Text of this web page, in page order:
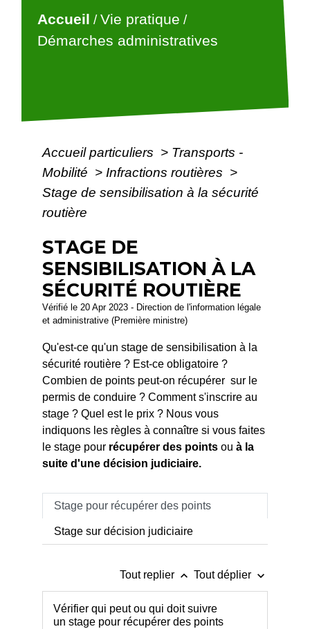
Accueil /Vie pratique /
Démarches administratives
Accueil particuliers > Transports -
Mobilité > Infractions routières >
Stage de sensibilisation à la sécurité
routière
STAGE DE
SENSIBILISATION À LA
SÉCURITÉ ROUTIÈRE
Vérifié le 20 Apr 2023 - Direction de l'information légale
et administrative (Première ministre)
Qu'est-ce qu'un stage de sensibilisation à la
sécurité routière ? Est-ce obligatoire ?
Combien de points peut-on récupérer sur le
permis de conduire ? Comment s'inscrire au
stage ? Quel est le prix ? Nous vous
indiquons les règles à connaître si vous faites
le stage pour récupérer des points ouà la
suite d'une décision judiciaire.
Stage pour récupérer des points
Stage sur décision judiciaire
Tout replier keyboard_arrow_up Tout déplier keyboard_arrow_down
Vérifier qui peut ou qui doit suivre
un stage pour récupérer des points